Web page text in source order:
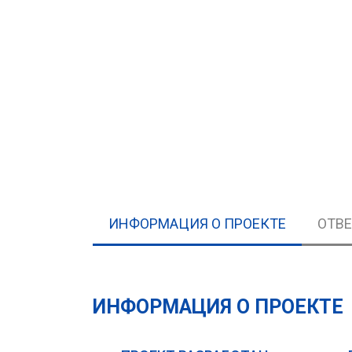
ИНФОРМАЦИЯ О ПРОЕКТЕ
ИНФОРМАЦИЯ О ПРОЕКТЕ